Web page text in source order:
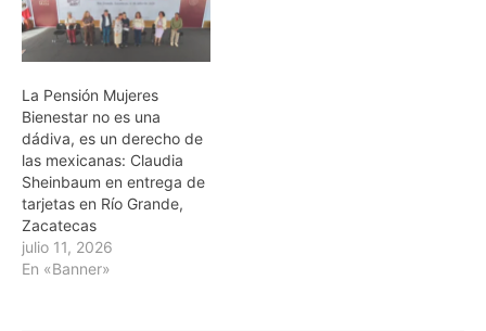
La Pensión Mujeres
Bienestar no es una
dádiva, es un derecho de
las mexicanas: Claudia
Sheinbaum en entrega de
tarjetas en Río Grande,
Zacatecas
julio 11, 2026
En «Banner»